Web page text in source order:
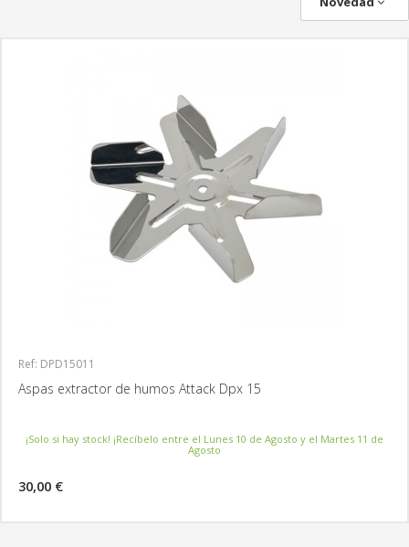
Ref: DPD15011
Aspas extractor de humos Attack Dpx 15
¡Solo si hay stock! ¡Recíbelo entre el Lunes 10 de Agosto y el Martes 11 de
Agosto
30,00 €